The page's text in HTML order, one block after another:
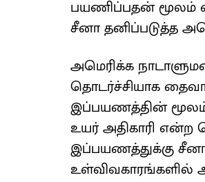
பயணிப்பதன் மூலம்
சீனா தனிப்படுத்த
அமெரிக்க
தொடர்ச்சியாக
இப்பயணத்தின் மூலம்
உயர் அதிகாரி
இப்பயணத்துக்கு சீனா
உள்விவகாரங்களில்